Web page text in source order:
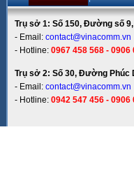
Trụ sở 1: Số 150, Đường số 9,
- Email: contact@vinacomm.vn
- Hotline: 0967 458 568 - 0906
Trụ sở 2: Số 30, Đường Phúc
- Email: contact@vinacomm.vn
- Hotline: 0942 547 456 - 0906